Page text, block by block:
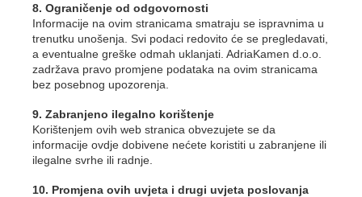
8. Ograničenje od odgovornosti
Informacije na ovim stranicama smatraju se ispravnima u
trenutku unošenja. Svi podaci redovito će se pregledavati,
a eventualne greške odmah uklanjati. AdriaKamen d.o.o.
zadržava pravo promjene podataka na ovim stranicama
bez posebnog upozorenja.
9. Zabranjeno ilegalno korištenje
Korištenjem ovih web stranica obvezujete se da
informacije ovdje dobivene nećete koristiti u zabranjene ili
ilegalne svrhe ili radnje.
10. Promjena ovih uvjeta i drugi uvjeta poslovanja